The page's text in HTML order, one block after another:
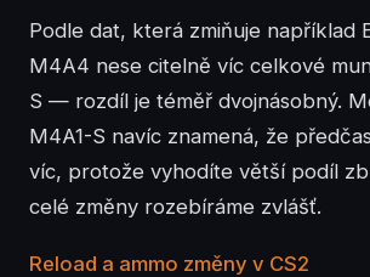
Podle dat, která zmiňuje například
M4A4 nese citelně víc celkové
S — rozdíl je téměř dvojnásobný.
M4A1-S navíc znamená, že
víc, protože vyhodíte větší podíl
celé změny rozebíráme zvlášť.
Reload a ammo změny v CS2